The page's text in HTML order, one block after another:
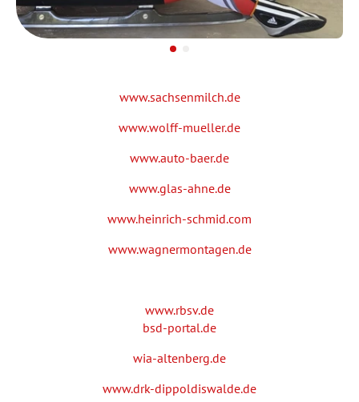
www.sachsenmilch.de
www.wolff-mueller.de
www.auto-baer.de
www.glas-ahne.de
www.heinrich-schmid.com
www.wagnermontagen.de
www.rbsv.de
bsd-portal.de
wia-altenberg.de
www.drk-dippoldiswalde.de